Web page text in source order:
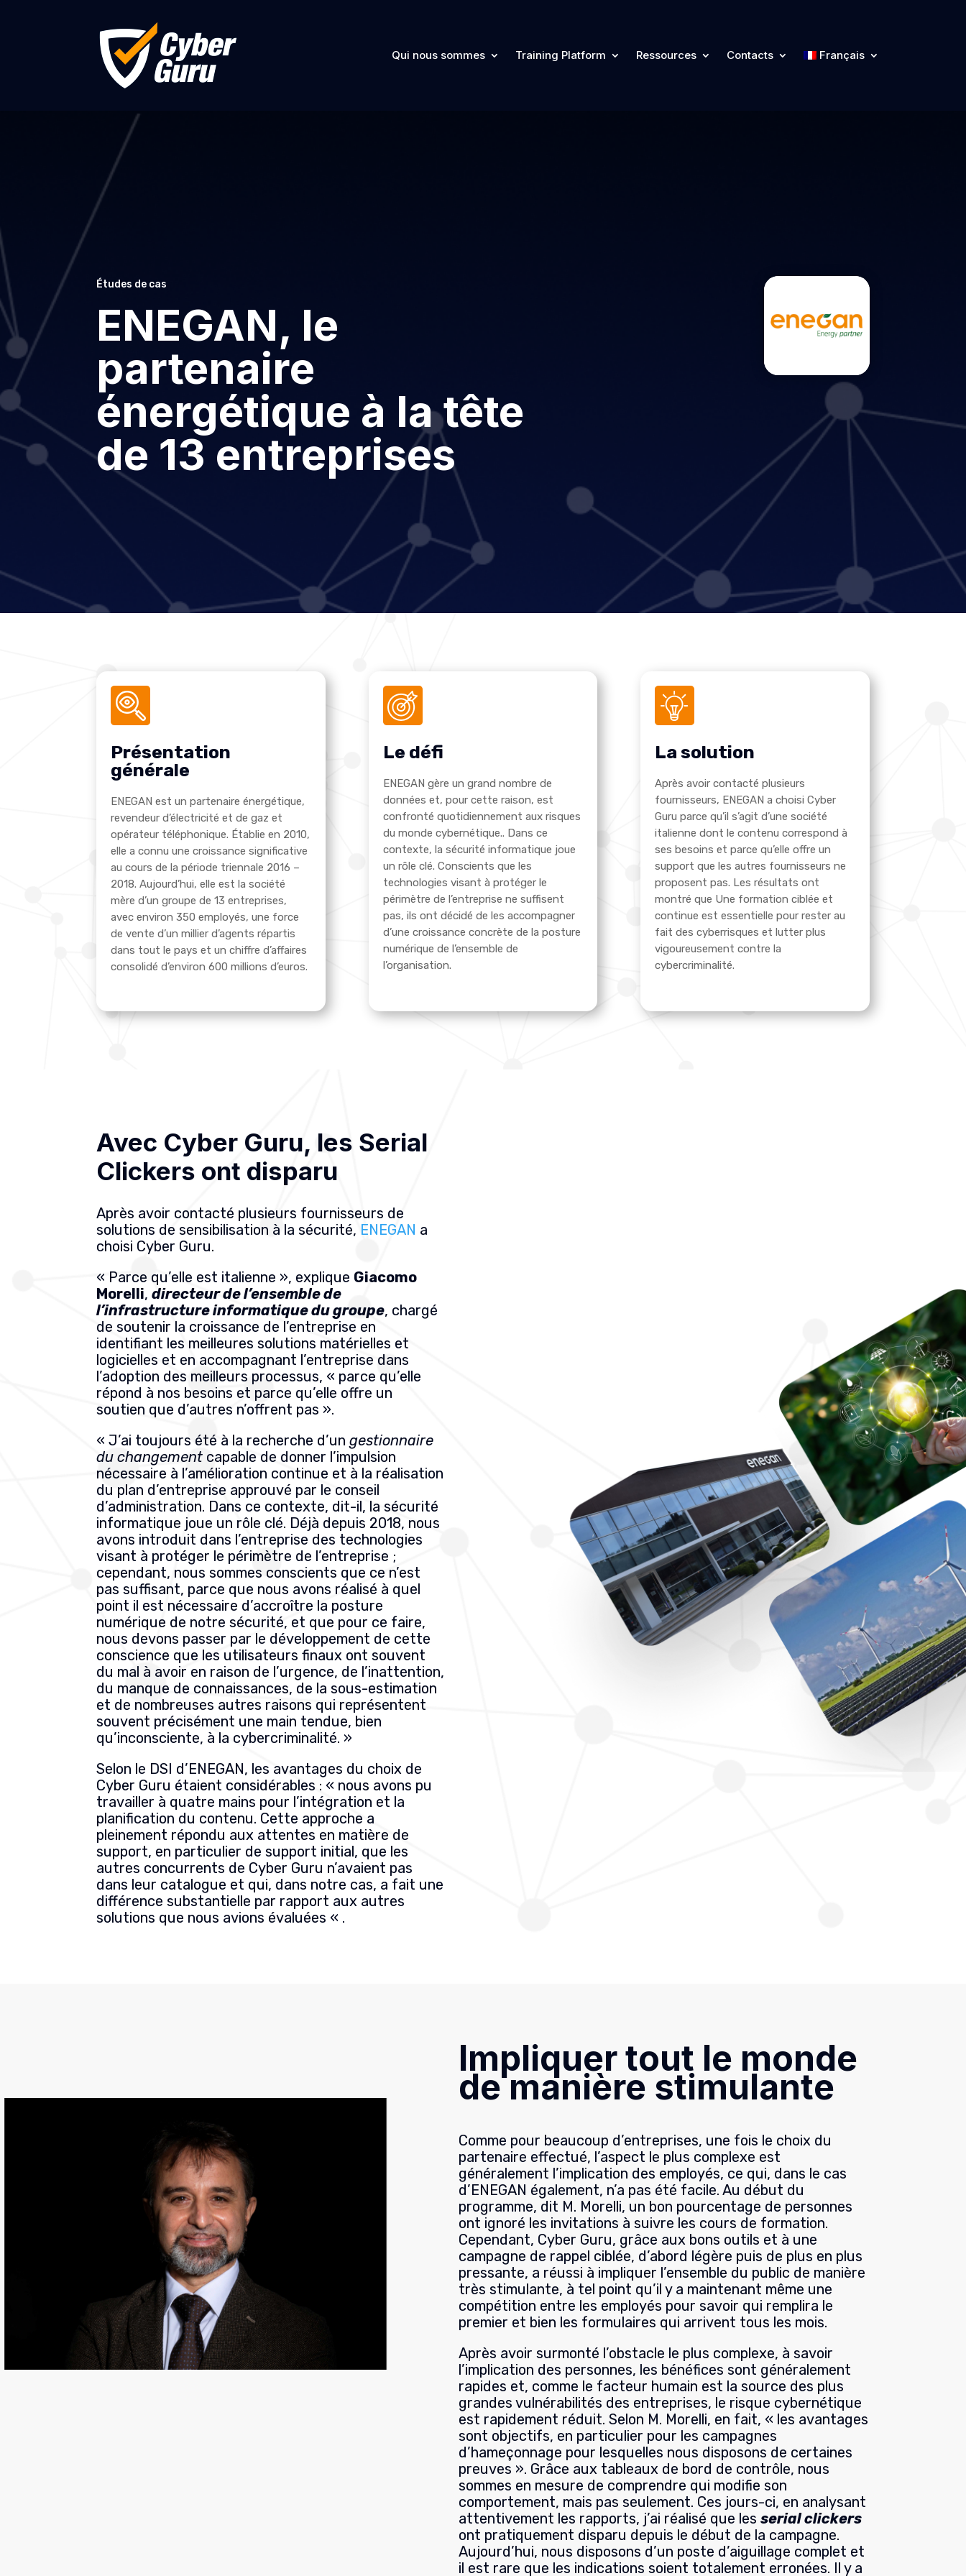
Qui nous sommes Training Platform Ressources Contacts Français
Études de cas
ENEGAN, le
partenaire
énergétique à la tête
de 13 entreprises
Présentation
générale
ENEGAN est un partenaire énergétique,
revendeur d’électricité et de gaz et
opérateur téléphonique. Établie en 2010,
elle a connu une croissance significative
au cours de la période triennale 2016 –
2018. Aujourd’hui, elle est la société
mère d’un groupe de 13 entreprises,
avec environ 350 employés, une force
de vente d’un millier d’agents répartis
dans tout le pays et un chiffre d’affaires
consolidé d’environ 600 millions d’euros.
Le défi
ENEGAN gère un grand nombre de
données et, pour cette raison, est
confronté quotidiennement aux risques
du monde cybernétique.. Dans ce
contexte, la sécurité informatique joue
un rôle clé. Conscients que les
technologies visant à protéger le
périmètre de l’entreprise ne suffisent
pas, ils ont décidé de les accompagner
d’une croissance concrète de la posture
numérique de l’ensemble de
l’organisation.
La solution
Après avoir contacté plusieurs
fournisseurs, ENEGAN a choisi Cyber
Guru parce qu’il s’agit d’une société
italienne dont le contenu correspond à
ses besoins et parce qu’elle offre un
support que les autres fournisseurs ne
proposent pas. Les résultats ont
montré que Une formation ciblée et
continue est essentielle pour rester au
fait des cyberrisques et lutter plus
vigoureusement contre la
cybercriminalité.
Avec Cyber Guru, les Serial
Clickers ont disparu
Après avoir contacté plusieurs fournisseurs de
solutions de sensibilisation à la sécurité, ENEGAN a
choisi Cyber Guru.
« Parce qu’elle est italienne », explique Giacomo
Morelli,directeur de l’ensemble de
l’infrastructure informatique du groupe, chargé
de soutenir la croissance de l’entreprise en
identifiant les meilleures solutions matérielles et
logicielles et en accompagnant l’entreprise dans
l’adoption des meilleurs processus, « parce qu’elle
répond à nos besoins et parce qu’elle offre un
soutien que d’autres n’offrent pas ».
« J’ai toujours été à la recherche d’ungestionnaire
du changement capable de donner l’impulsion
nécessaire à l’amélioration continue et à la réalisation
du plan d’entreprise approuvé par le conseil
d’administration. Dans ce contexte, dit-il, la sécurité
informatique joue un rôle clé. Déjà depuis 2018, nous
avons introduit dans l’entreprise des technologies
visant à protéger le périmètre de l’entreprise ;
cependant, nous sommes conscients que ce n’est
pas suffisant, parce que nous avons réalisé à quel
point il est nécessaire d’accroître la posture
numérique de notre sécurité, et que pour ce faire,
nous devons passer par le développement de cette
conscience que les utilisateurs finaux ont souvent
du mal à avoir en raison de l’urgence, de l’inattention,
du manque de connaissances, de la sous-estimation
et de nombreuses autres raisons qui représentent
souvent précisément une main tendue, bien
qu’inconsciente, à la cybercriminalité. »
Selon le DSI d’ENEGAN, les avantages du choix de
Cyber Guru étaient considérables : « nous avons pu
travailler à quatre mains pour l’intégration et la
planification du contenu. Cette approche a
pleinement répondu aux attentes en matière de
support, en particulier de support initial, que les
autres concurrents de Cyber Guru n’avaient pas
dans leur catalogue et qui, dans notre cas, a fait une
différence substantielle par rapport aux autres
solutions que nous avions évaluées « .
Impliquer tout le monde
de manière stimulante
Comme pour beaucoup d’entreprises, une fois le choix du
partenaire effectué, l’aspect le plus complexe est
généralement l’implication des employés, ce qui, dans le cas
d’ENEGAN également, n’a pas été facile. Au début du
programme, dit M. Morelli, un bon pourcentage de personnes
ont ignoré les invitations à suivre les cours de formation.
Cependant, Cyber Guru, grâce aux bons outils et à une
campagne de rappel ciblée, d’abord légère puis de plus en plus
pressante, a réussi à impliquer l’ensemble du public de manière
très stimulante, à tel point qu’il y a maintenant même une
compétition entre les employés pour savoir qui remplira le
premier et bien les formulaires qui arrivent tous les mois.
Après avoir surmonté l’obstacle le plus complexe, à savoir
l’implication des personnes, les bénéfices sont généralement
rapides et, comme le facteur humain est la source des plus
grandes vulnérabilités des entreprises, le risque cybernétique
est rapidement réduit. Selon M. Morelli, en fait, « les avantages
sont objectifs, en particulier pour les campagnes
d’hameçonnage pour lesquelles nous disposons de certaines
preuves ». Grâce aux tableaux de bord de contrôle, nous
sommes en mesure de comprendre qui modifie son
comportement, mais pas seulement. Ces jours-ci, en analysant
attentivement les rapports, j’ai réalisé que lesserial clickers
ont pratiquement disparu depuis le début de la campagne.
Aujourd’hui, nous disposons d’un poste d’aiguillage complet et
il est rare que les indications soient totalement erronées. Il y a